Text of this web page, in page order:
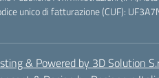
unico di fatturazione (CUF):
& Powered by 3D Solution